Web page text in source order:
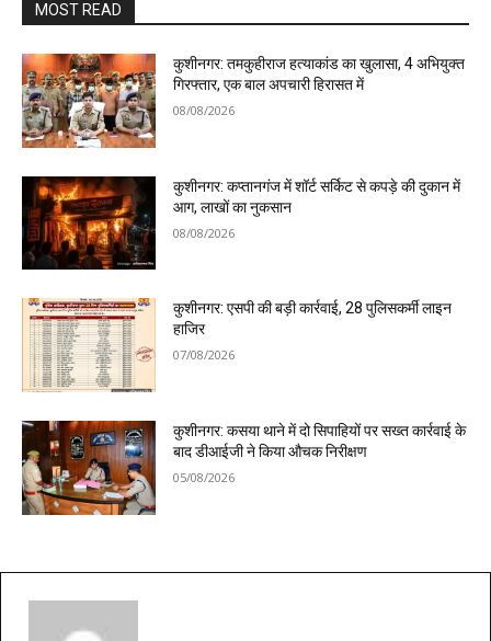
MOST READ
कुशीनगर: तमकुहीराज हत्याकांड का खुलासा, 4 अभियुक्त
गिरफ्तार, एक बाल अपचारी हिरासत में
08/08/2026
कुशीनगर: कप्तानगंज में शॉर्ट सर्किट से कपड़े की दुकान में
आग, लाखों का नुकसान
08/08/2026
कुशीनगर: एसपी की बड़ी कार्रवाई, 28 पुलिसकर्मी लाइन
हाजिर
07/08/2026
कुशीनगर: कसया थाने में दो सिपाहियों पर सख्त कार्रवाई के
बाद डीआईजी ने किया औचक निरीक्षण
05/08/2026